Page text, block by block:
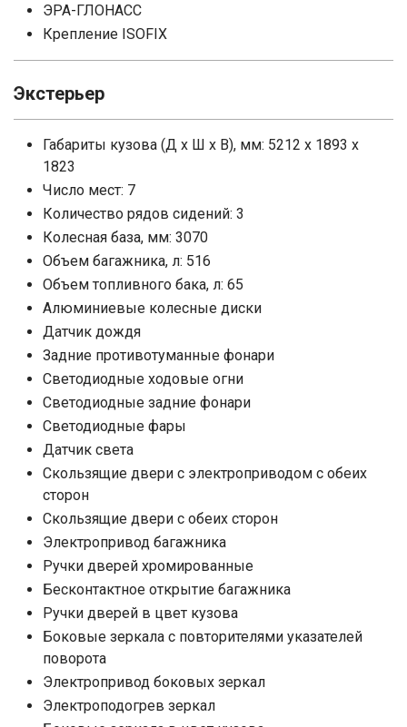
ЭРА-ГЛОНАСС
Крепление ISOFIX
Экстерьер
Габариты кузова (Д x Ш x В), мм: 5212 x 1893 x
1823
Число мест: 7
Количество рядов сидений: 3
Колесная база, мм: 3070
Объем багажника, л: 516
Объем топливного бака, л: 65
Алюминиевые колесные диски
Датчик дождя
Задние противотуманные фонари
Светодиодные ходовые огни
Cветодиодные задние фонари
Светодиодные фары
Датчик света
Скользящие двери с электроприводом с обеих
сторон
Скользящие двери с обеих сторон
Электропривод багажника
Ручки дверей хромированные
Бесконтактное открытие багажника
Ручки дверей в цвет кузова
Боковые зеркала с повторителями указателей
поворота
Электропривод боковых зеркал
Электроподогрев зеркал